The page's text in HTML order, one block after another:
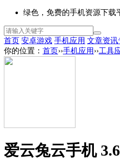
绿色，免费的手机资源下载
首页 安卓游戏 手机应用 文章资讯
你的位置： 首页››手机应用 ››工具
爱云兔云手机